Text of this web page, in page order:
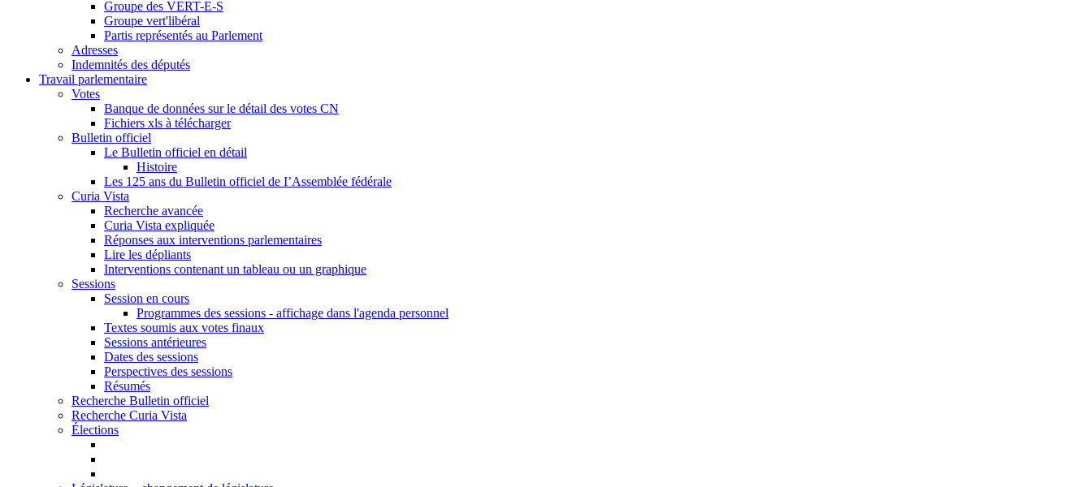
Groupe des VERT-E-S
Groupe vert'libéral
Partis représentés au Parlement
Adresses
Indemnités des députés
Travail parlementaire
Votes
Banque de données sur le détail des votes CN
Fichiers xls à télécharger
Bulletin officiel
Le Bulletin officiel en détail
Histoire
Les 125 ans du Bulletin officiel de I’Assemblée fédérale
Curia Vista
Recherche avancée
Curia Vista expliquée
Réponses aux interventions parlementaires
Lire les dépliants
Interventions contenant un tableau ou un graphique
Sessions
Session en cours
Programmes des sessions - affichage dans l'agenda personnel
Textes soumis aux votes finaux
Sessions antérieures
Dates des sessions
Perspectives des sessions
Résumés
Recherche Bulletin officiel
Recherche Curia Vista
Élections